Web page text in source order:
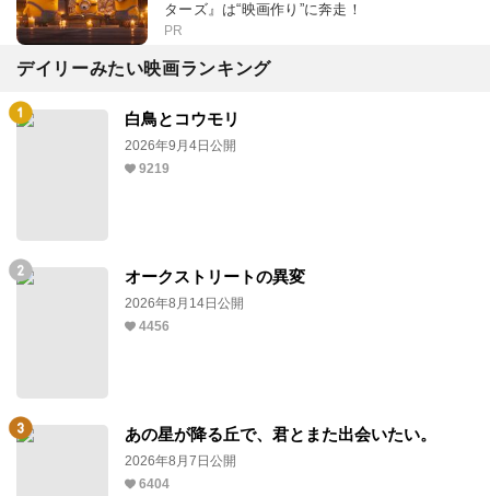
ターズ』は“映画作り”に奔走！
PR
デイリーみたい映画ランキング
白鳥とコウモリ
2026年9月4日公開
9219
オークストリートの異変
2026年8月14日公開
4456
あの星が降る丘で、君とまた出会いたい。
2026年8月7日公開
6404